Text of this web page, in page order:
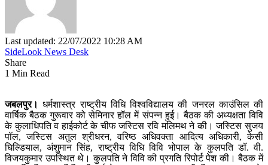
Last updated: 22/07/2022 10:28 AM
SideLook News Desk
Share
1 Min Read
जबलपुर। धर्मशास्त्र राष्ट्रीय विधि विश्वविद्यालय की जनरल काउंसिल की
वार्षिक बैठक गुरूवार को सेमिनार हॉल में संपन्न हुई। बैठक की अध्यक्षता विवि
के कुलाधिपति व हाईकोर्ट के चीफ जस्टिस रवि मलिमथ ने की। जस्टिस सुजय
पॉल, जस्टिस अतुल श्रीधरन, वरिष्ठ अधिवक्ता आदित्य अधिकारी, केसी
घिल्डियाल, अंशुमान सिंह, राष्ट्रीय विधि विवि भोपाल के कुलपति डॉ. वी.
विजयकुमार उपस्थित थे। कुलपति ने विवि की प्रगति रिपोर्ट पेश की। बैठक में